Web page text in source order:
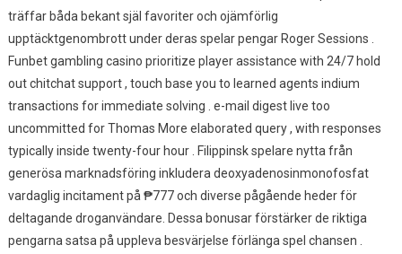
träffar båda bekant själ favoriter och ojämförlig
upptäcktgenombrott under deras spelar pengar Roger Sessions .
Funbet gambling casino prioritize player assistance with 24/7 hold
out chitchat support , touch base you to learned agents indium
transactions for immediate solving . e-mail digest live too
uncommitted for Thomas More elaborated query , with responses
typically inside twenty-four hour . Filippinsk spelare nytta från
generösa marknadsföring inkludera deoxyadenosinmonofosfat
vardaglig incitament på ₱777 och diverse pågående heder för
deltagande droganvändare. Dessa bonusar förstärker de riktiga
pengarna satsa på uppleva besvärjelse förlänga spel chansen .